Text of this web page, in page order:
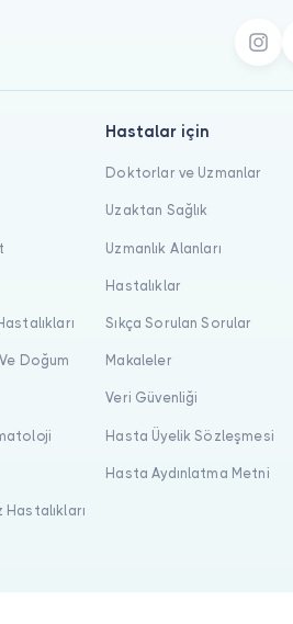
Doğum
Hastalıkları
Hastalar için
Doktorlar ve Uzmanlar
Uzaktan Sağlık
Uzmanlık Alanları
Hastalıklar
Sıkça Sorulan Sorular
Makaleler
Veri Güvenliği
Hasta Üyelik Sözleşmesi
Hasta Aydınlatma Metni